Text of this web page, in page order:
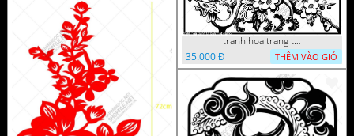
tranh hoa trang tri dep mat
35.000 Đ
THÊM VÀO GIỎ